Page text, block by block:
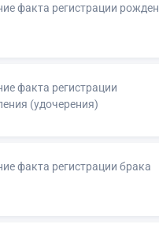
факта регистрации
факта регистрации
(удочерения)
факта регистрации брака